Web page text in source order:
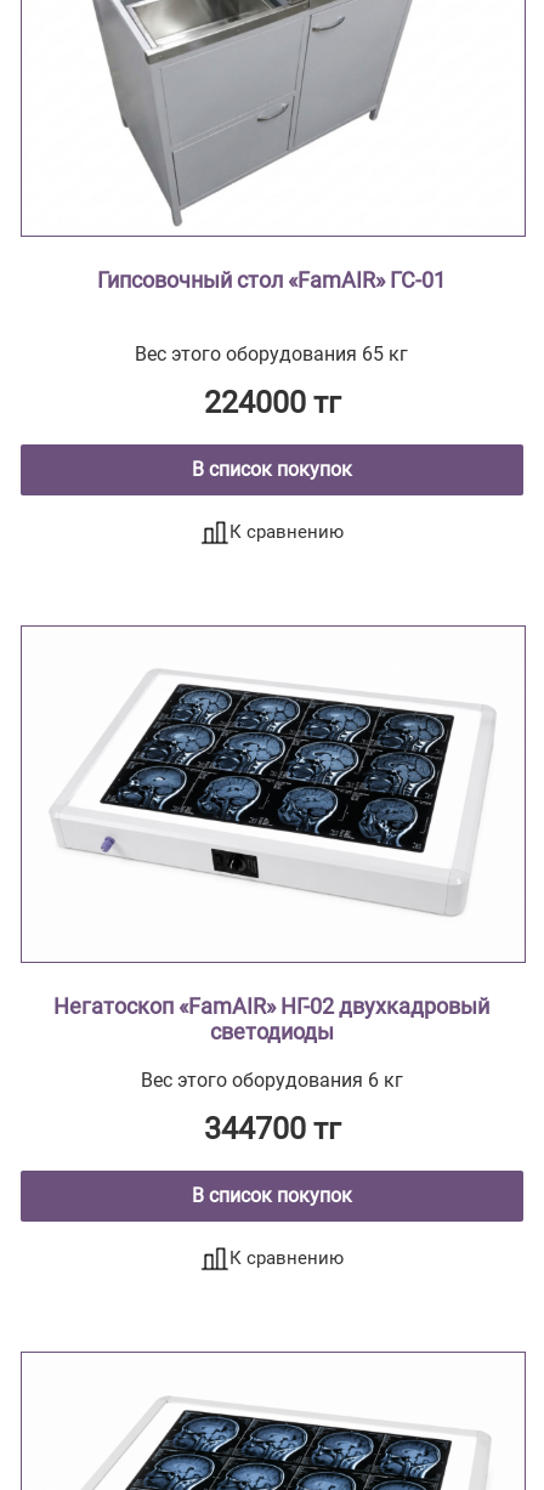
Гипсовочный стол «FamAIR» ГС-01
Вес этого оборудования 65 кг
224000 тг
В список покупок
К сравнению
Негатоскоп «FamAIR» НГ-02 двухкадровый
светодиоды
Вес этого оборудования 6 кг
344700 тг
В список покупок
К сравнению